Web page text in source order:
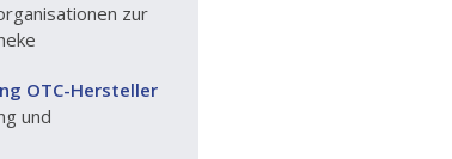
zur
OTC-Hersteller
und